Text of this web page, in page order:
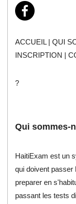
ACCUEIL|QUI
INSCRIPTION
|
?
Qui sommes-
HaitiExam est un
qui doivent
preparer en
passant les tests